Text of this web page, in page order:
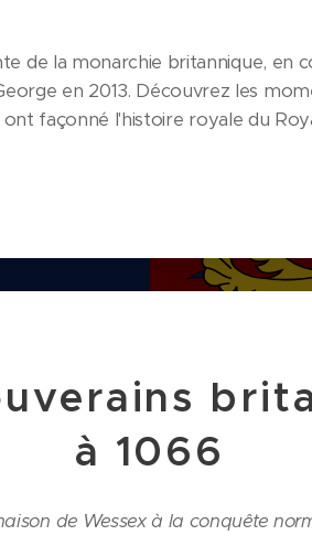
de la monarchie britannique, en
en 2013. Découvrez les
façonné l'histoire royale du
à 1066
de Wessex à la conquête